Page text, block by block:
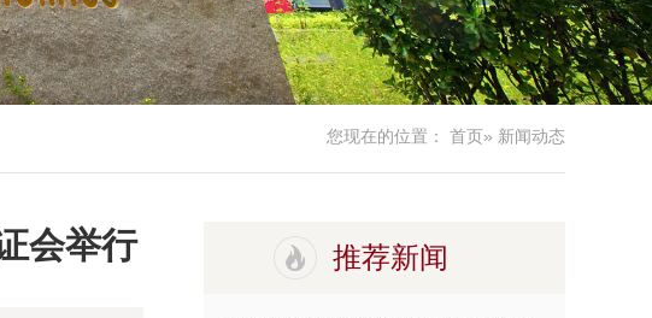
您现在的位置： 首页» 新闻动态
推荐新闻
会举行